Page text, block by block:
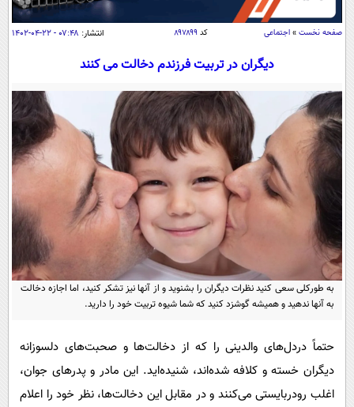
اقتصاد
اقتصادی
جامعه
حوادث
سلامت
یک برش دانایی
محیط زیست
سفر و تفریح
بین الملل
سیاست خارجی
فرهنگ و هنر
علم و دانش
فناوری و It
علمی
اخبار کریپتو
قرآن
گوناگون
سرگرمی
باشگاه مغز
مجله تصویری سلاح
اقتصاد
ورزش
فناوری
عصر ایران 2
خواندنی ها و دیدنی ها
روانشناسی
آموزش زبان
صفحه نخست » اجتماعی کد ۸۹۷۸۹۹ انتشار: ۰۷:۴۸ - ۲۲-۰۴-۱۴۰۲
دیگران در تربیت فرزندم دخالت می ‌کنند
به ­طورکلی سعی کنید نظرات دیگران را بشنوید و از آنها نیز تشکر کنید، اما اجازه دخالت
به آنها ندهید و همیشه گوشزد کنید که شما شیوه تربیت خود را دارید.
حتماً دردل‌های والدینی را که از دخالت‌ها و صحبت‌های دلسوزانه
دیگران خسته و کلافه شده‌اند، شنیده‌اید. این مادر و پدرهای جوان،
اغلب رودربایستی می‌کنند و در مقابل این دخالت‌ها، نظر خود را اعلام